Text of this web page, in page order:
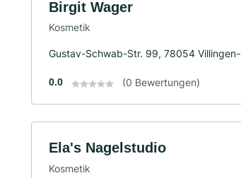
Birgit Wager
Kosmetik
Gustav-Schwab-Str. 99, 78054
0.0 (0 Bewertungen)
Ela's Nagelstudio
Kosmetik